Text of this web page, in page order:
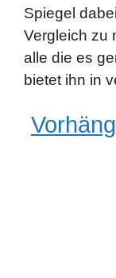
Spiegel
Vergleich zu
alle die es
bietet ihn in